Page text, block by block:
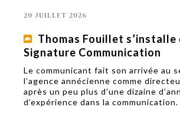
20 JUILLET 2026
Thomas Fouillet s’installe
Signature Communication
Le communicant fait son arrivée au
l’agence annécienne comme
après un peu plus d’une dizaine
d’expérience dans la communication.